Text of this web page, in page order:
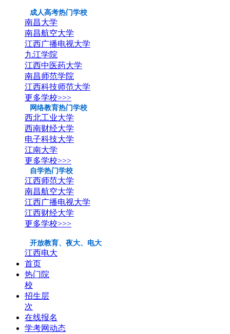
成人高考热门学校
南昌大学
南昌航空大学
江西广播电视大学
九江学院
江西中医药大学
南昌师范学院
江西科技师范大学
更多学校>>>
网络教育热门学校
西北工业大学
西南财经大学
电子科技大学
江南大学
更多学校>>>
自学热门学校
江西师范大学
南昌航空大学
江西广播电视大学
江西财经大学
更多学校>>>
开放教育、夜大、电大
江西电大
首页
热门院
校
招生层
次
在线报名
学考网动态